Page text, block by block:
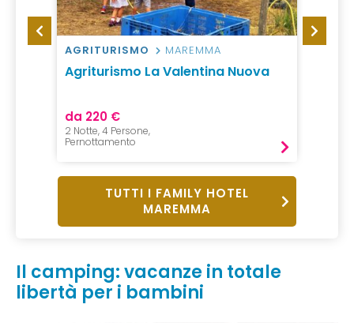
AGRITURISMO MAREMMA
Agriturismo La Valentina Nuova
da 220 €
2 Notte, 4 Persone,
Pernottamento
TUTTI I FAMILY HOTEL
MAREMMA
Il camping: vacanze in totale
libertà per i bambini